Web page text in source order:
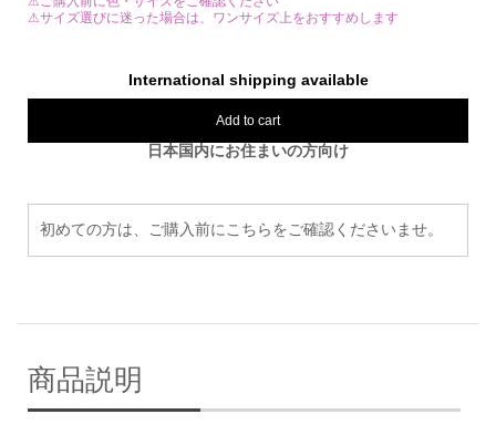
⚠サイズ選びに迷った場合は、ワンサイズ上をおすすめします
International shipping available
Add to cart
日本国内にお住まいの方向け
初めての方は、ご購入前にこちらをご確認くださいませ。
商品説明